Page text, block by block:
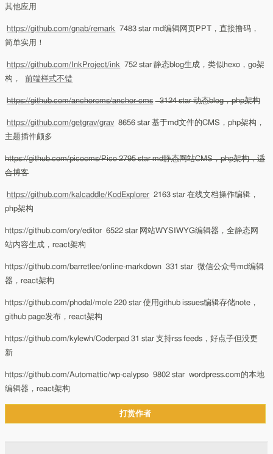
其他应用
https://github.com/gnab/remark 7483 star md编辑网页PPT，直接撸码，
简单实用！
https://github.com/InkProject/ink 752 star 静态blog生成，类似hexo，go架
构，
前端样式不错
https://github.com/anchorcms/anchor-cms 3124 star 动态blog，php架构
https://github.com/getgrav/grav 8656 star 基于md文件的CMS，php架构，
主题插件颇多
https://github.com/picocms/Pico 2795 star md静态网站CMS，php架构，适
合博客
https://github.com/kalcaddle/KodExplorer 2163 star 在线文档操作编辑，
php架构
https://github.com/ory/editor 6522 star 网站WYSIWYG编辑器，全静态网
站内容生成，react架构
https://github.com/barretlee/online-markdown 331 star 微信公众号md编辑
器，react架构
https://github.com/phodal/mole 220 star 使用github issues编辑存储note，
github page发布，react架构
https://github.com/kylewh/Coderpad 31 star 支持rss feeds，好点子但没更
新
https://github.com/Automattic/wp-calypso 9802 star wordpress.com的本地
编辑器，react架构
打赏作者